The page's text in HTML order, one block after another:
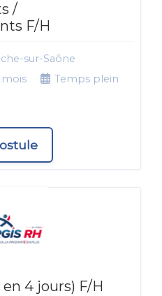
/
F/H
sur-Saône
mois
Temps plein
4 jours) F/H